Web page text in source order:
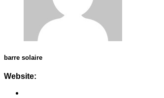
barre solaire
Website: